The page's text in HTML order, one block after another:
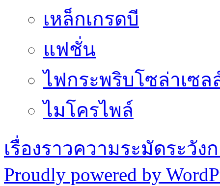
เหล็กเกรดบี
แฟชั่น
ไฟกระพริบโซล่าเซล
ไมโครไพล์
เรื่องราวความระมัดระวัง
Proudly powered by